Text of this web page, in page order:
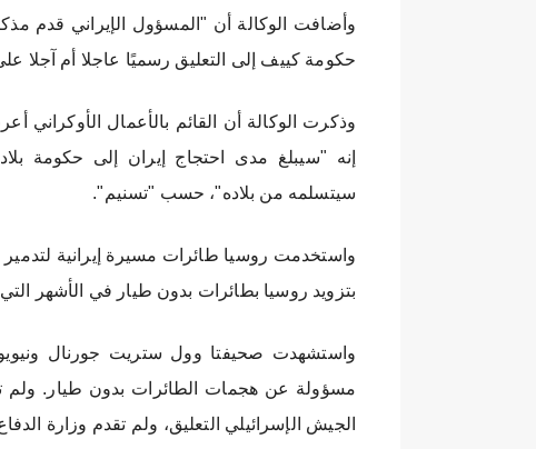
وأضافت الوكالة أن "المسؤول الإيراني قدم
حكومة كييف إلى التعليق رسميًا عاجلا أم آجلا
وذكرت الوكالة أن القائم بالأعمال
إنه "سيبلغ مدى احتجاج إيران إلى حكومة
سيتسلمه من بلاده"، حسب "تسنيم".
واستخدمت روسيا طائرات مسيرة إيرانية
بتزويد روسيا بطائرات بدون طيار في الأشهر
واستشهدت صحيفتا وول ستريت جورنال
الجيش الإسرائيلي التعليق، ولم تقدم وزارة